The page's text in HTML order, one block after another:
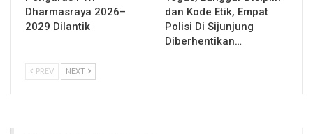
Dharmasraya 2026–
2029 Dilantik
dan Kode Etik, Empat
Polisi Di Sijunjung
Diberhentikan…
PREV NEXT